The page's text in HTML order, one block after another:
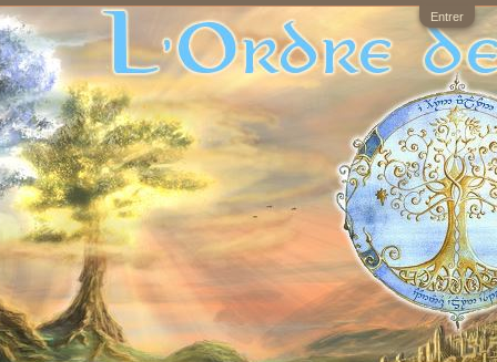
Entrer